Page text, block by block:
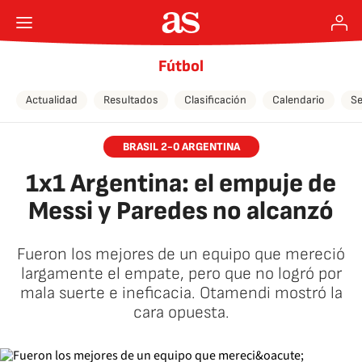
Fútbol
Actualidad Resultados Clasificación Calendario
BRASIL 2-0 ARGENTINA
1x1 Argentina: el empuje de
Messi y Paredes no alcanzó
Fueron los mejores de un equipo que mereció
largamente el empate, pero que no logró por
mala suerte e ineficacia. Otamendi mostró la
cara opuesta.